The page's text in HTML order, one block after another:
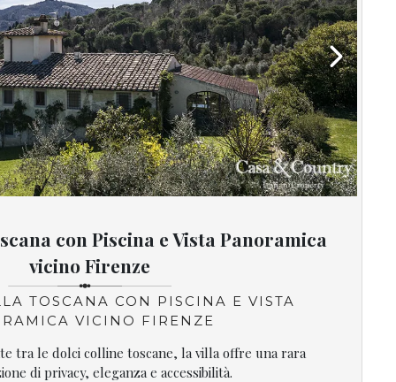
Next
con Piscina e Vista Panoramica
vicino Firenze
TOSCANA CON PISCINA E VISTA
VICINO FIRENZE
tra le dolci colline toscane, la villa offre una rara
di privacy, eleganza e accessibilità.